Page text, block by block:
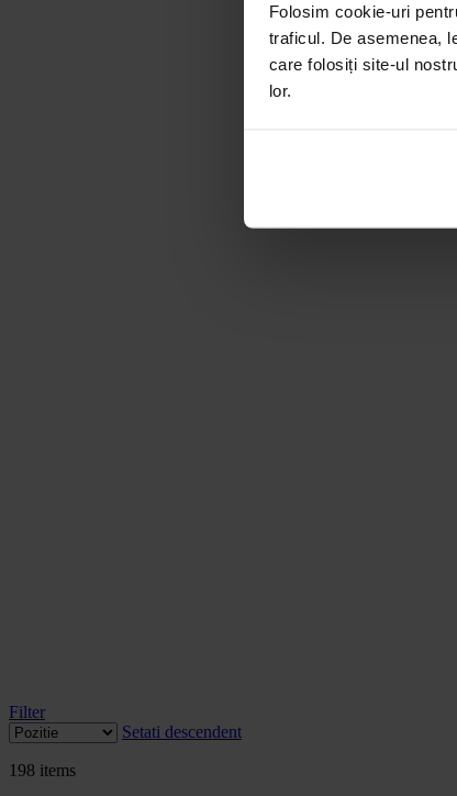
Folosim cookie-uri
traficul. De asemenea,
care folosiți site-ul
lor.
Filter
Setati descendent
198 items